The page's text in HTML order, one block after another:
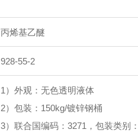
丙烯基乙醚
928-55-2
1）外观：无色透明液体
2）包装：150kg/镀锌钢桶
3）联合国编码：3271，包装类别